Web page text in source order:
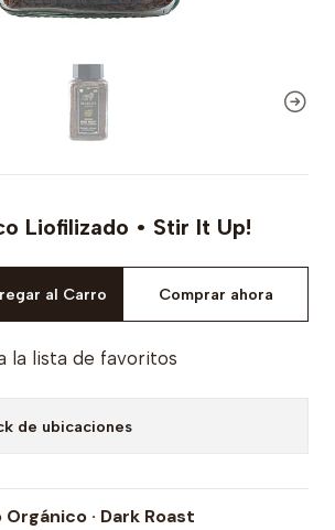
Liofilizado • Stir It Up!
al Carro Comprar ahora
la lista de favoritos
de ubicaciones
· Dark Roast